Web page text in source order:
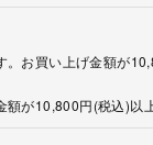
お買い上げ金額が
が10,800円(税込)以